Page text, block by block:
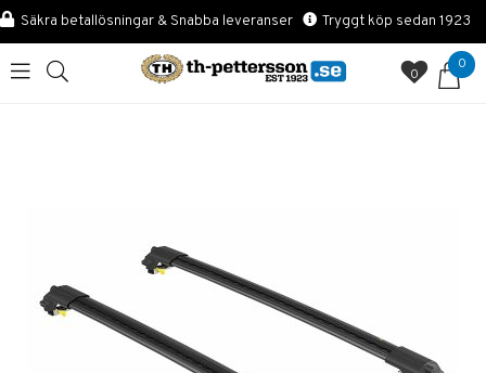
Säkra betallösningar & Snabba leveranser Tryggt köp sedan 1923
0
0